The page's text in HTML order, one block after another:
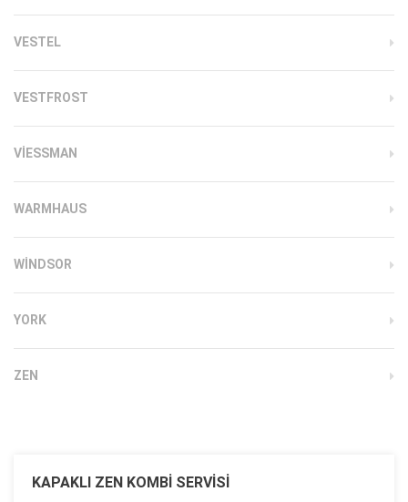
VESTEL
VESTFROST
VIESSMAN
WARMHAUS
WINDSOR
YORK
ZEN
KAPAKLI ZEN KOMBI SERVISI